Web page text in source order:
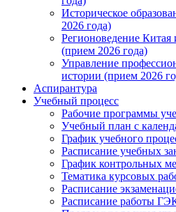
Историческое
2026 года)
Регионоведение Китая
(прием 2026 года)
Управление
истории (прием 2026
Аспирантура
Учебный процесс
Рабочие программы
Учебный план с
График учебного
Расписание учебных
График контрольных
Тематика курсовых
Расписание
Расписание работы